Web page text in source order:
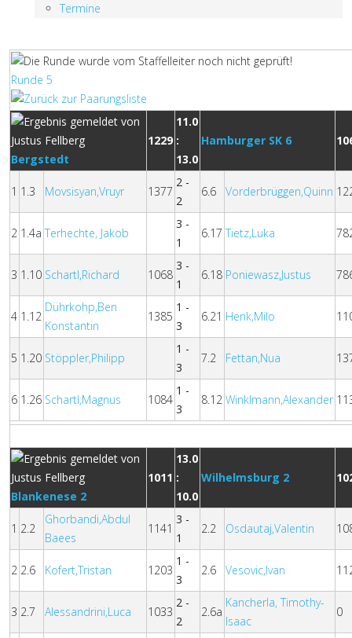
Termine
Runde 5
Bergstedt
1229
11.0
:
13.0
Hamburger SK 6
1 1.3 Movsisyan,Vruyr 1377
2 -
2
6.6 Vorderbrüggen,Quinn
2 1.4a Terhechte, Jakob
3 -
1
6.17 Tietz,Luka
3 1.10 Schartl,Richard 1068
3 -
1
6.18 Poniewasz,Justus
4 1.12
Dührkohp,Ben
Konstantin
1385
1 -
3
6.21 Henk,Milo
5 1.20 Stöppler,Philipp
1 -
3
7.2 Fettan,Nua
6 1.26 Schartl,Magnus 1084
1 -
3
8.12 Winklmann,Alexander
Blankenese 2
1011
13.0
:
10.0
Wilhelmsburg 2
1 2.2
Ghorbandi,Abdul
Baees
1141
3 -
1
2.2 Osdautaj,Valentin
2 2.6 Kofert,Tristan 1203
1 -
3
2.6 Vesovic,Ivan
3 2.7 Alessandrini,Luca 1033
2 -
2
2.6a
Kancherla, Timothy-
Isaac
0